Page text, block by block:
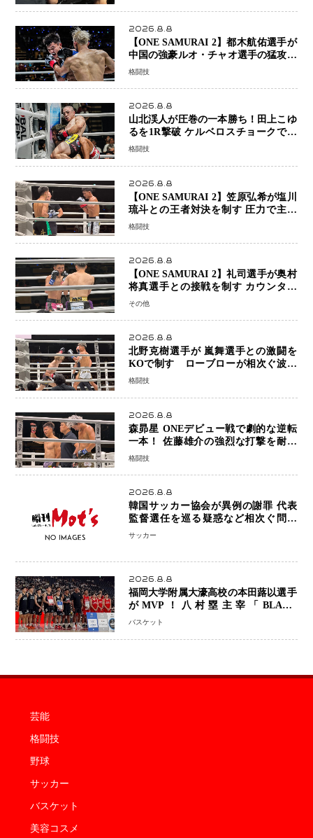
2026.8.8
【ONE SAMURAI 2】都木航佑選手が
中国の強豪ルオ・チャオ選手の猛攻を
受けながらも的確な攻撃で応戦 最後
格闘技
2026.8.8
山北渓人が圧巻の一本勝ち！田上こゆ
るを1R撃破 ケルベロスチョークで存
在感を示す
格闘技
2026.8.8
【ONE SAMURAI 2】笠原弘希が塩川
琉斗との王者対決を制す 圧力で主導
権を握り判定勝利
格闘技
2026.8.8
【ONE SAMURAI 2】礼司選手が奥村
将真選手との接戦を制す カウンター
と正確な打撃で判定勝利
その他
2026.8.8
北野克樹選手が 嵐舞選手との激闘を
KOで制す ローブローが相次ぐ波乱
の展開…涙の勝利「生まれてくる娘の
格闘技
2026.8.8
森昴星 ONEデビュー戦で劇的な逆転
一本！ 佐藤雄介の強烈な打撃を耐え
抜き、リアネイキッドチョークで勝利
格闘技
2026.8.8
韓国サッカー協会が異例の謝罪 代表
監督選任を巡る疑惑など相次ぐ問題
「組織の刷新」誓う
サッカー
2026.8.8
福岡大学附属大濠高校の本田蕗以選手
がMVP！八村塁主宰「BLACK
SAMURAI SUMMIT 2026」で存在
なった」
バスケット
芸能
格闘技
野球
サッカー
バスケット
美容コスメ